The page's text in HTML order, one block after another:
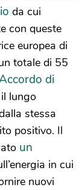
da cui
con queste
europea di
totale di 55
di
lungo
stessa
positivo. Il
un
in cui
nuovi